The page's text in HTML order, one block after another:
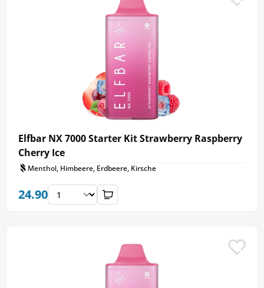
Elfbar NX 7000 Starter Kit Strawberry Raspberry
Cherry Ice
Menthol, Himbeere, Erdbeere, Kirsche
24.90